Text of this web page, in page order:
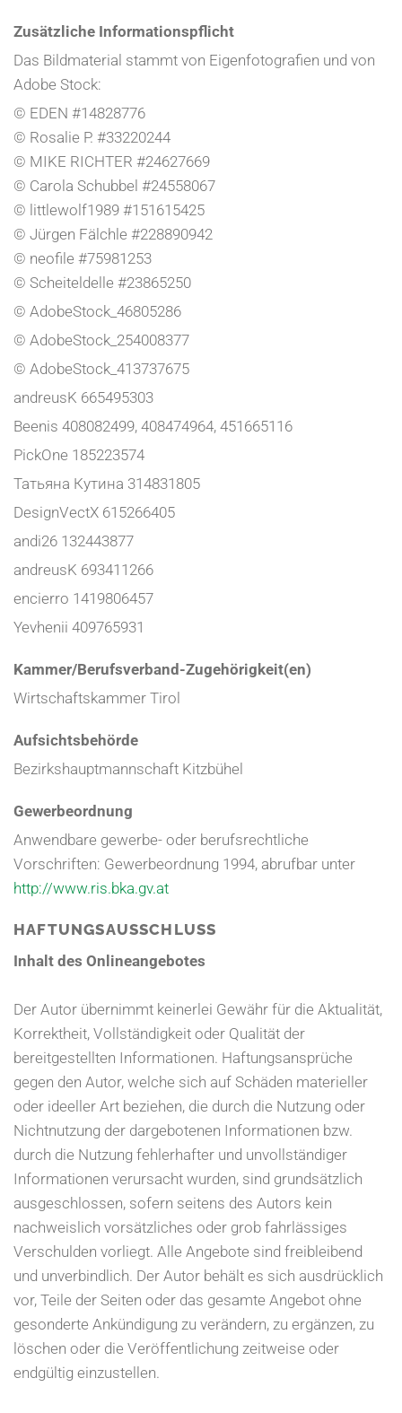
Zusätzliche Informationspflicht
Das Bildmaterial stammt von Eigenfotografien und von
Adobe Stock:
© EDEN #14828776
© Rosalie P. #33220244
© MIKE RICHTER #24627669
© Carola Schubbel #24558067
© littlewolf1989 #151615425
© Jürgen Fälchle #228890942
© neofile #75981253
© Scheiteldelle #23865250
© AdobeStock_46805286
© AdobeStock_254008377
© AdobeStock_413737675
andreusK 665495303
Beenis 408082499, 408474964, 451665116
PickOne 185223574
Татьяна Кутина 314831805
DesignVectX 615266405
andi26 132443877
andreusK 693411266
encierro 1419806457
Yevhenii 409765931
Kammer/Berufsverband-Zugehörigkeit(en)
Wirtschaftskammer Tirol
Aufsichtsbehörde
Bezirkshauptmannschaft Kitzbühel
Gewerbeordnung
Anwendbare gewerbe- oder berufsrechtliche
Vorschriften: Gewerbeordnung 1994, abrufbar unter
http://www.ris.bka.gv.at
HAFTUNGSAUSSCHLUSS
Inhalt des Onlineangebotes
Der Autor übernimmt keinerlei Gewähr für die Aktualität,
Korrektheit, Vollständigkeit oder Qualität der
bereitgestellten Informationen. Haftungsansprüche
gegen den Autor, welche sich auf Schäden materieller
oder ideeller Art beziehen, die durch die Nutzung oder
Nichtnutzung der dargebotenen Informationen bzw.
durch die Nutzung fehlerhafter und unvollständiger
Informationen verursacht wurden, sind grundsätzlich
ausgeschlossen, sofern seitens des Autors kein
nachweislich vorsätzliches oder grob fahrlässiges
Verschulden vorliegt. Alle Angebote sind freibleibend
und unverbindlich. Der Autor behält es sich ausdrücklich
vor, Teile der Seiten oder das gesamte Angebot ohne
gesonderte Ankündigung zu verändern, zu ergänzen, zu
löschen oder die Veröffentlichung zeitweise oder
endgültig einzustellen.